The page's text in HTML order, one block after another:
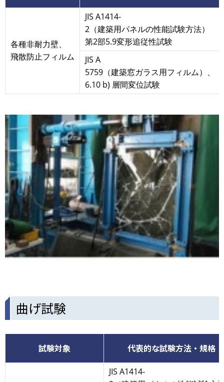
各種非耐力壁、
飛散防止フィルム
JIS A1414-
2（建築用パネルの性能試験方法）
第2部5.9変形追従性試験
JIS A
5759（建築窓ガラス用フィルム）、
6.10 b) 層間変位試験
像
曲げ試験
試験対象 代表的な試験方法・規格
JIS A1414-